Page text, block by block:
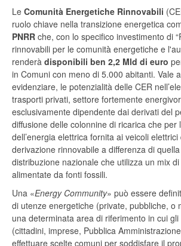
Le Comunità Energetiche Rinnovabili
ruolo chiave nella transizione energetica
PNRR che, con lo specifico investimento di
rinnovabili per le comunità̀ energetiche e
renderà disponibili ben 2,2 Mld di euro
in Comuni con meno di 5.000 abitanti. Vale
evidenziare, le potenzialità delle CER
trasporti privati, settore fortemente
esclusivamente dipendente dai derivati del
diffusione delle colonnine di ricarica che per
dell’energia elettrica fornita ai veicoli
derivazione rinnovabile a differenza di
distribuzione nazionale che utilizza un mix
alimentate da fonti fossili.
Una «Energy Community» può essere
di utenze energetiche (private, pubbliche, o
una determinata area di riferimento in cui
(cittadini, imprese, Pubblica
effettuare scelte comuni per soddisfare il